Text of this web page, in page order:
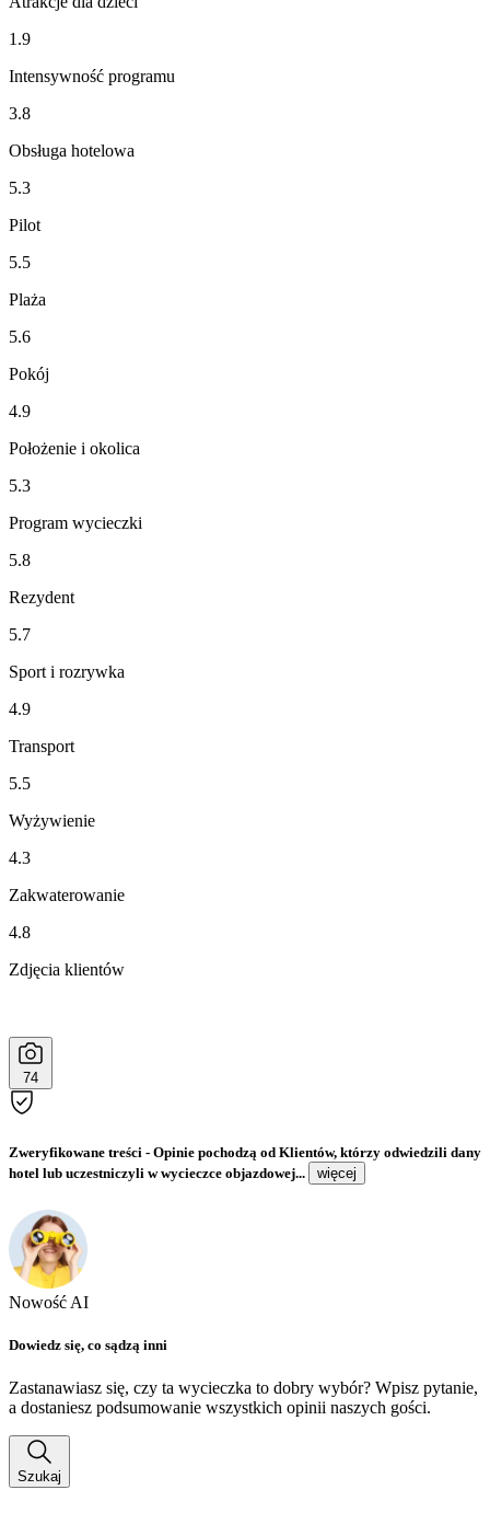
1.9
Intensywność programu
3.8
Obsługa hotelowa
5.3
Pilot
5.5
Plaża
5.6
Pokój
4.9
Położenie i okolica
5.3
Program wycieczki
5.8
Rezydent
5.7
Sport i rozrywka
4.9
Transport
5.5
Wyżywienie
4.3
Zakwaterowanie
4.8
Zdjęcia klientów
74
Zweryfikowane treści - Opinie pochodzą od Klientów, którzy odwiedzili dany
hotel lub uczestniczyli w wycieczce objazdowej...
więcej
Nowość AI
Dowiedz się, co sądzą inni
Zastanawiasz się, czy ta wycieczka to dobry wybór? Wpisz pytanie,
a dostaniesz podsumowanie wszystkich opinii naszych gości.
Szukaj